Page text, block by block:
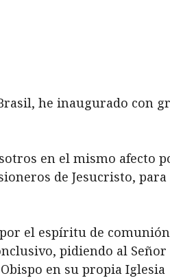
he inaugurado con
en el mismo afecto
de Jesucristo, para
el espíritu de
pidiendo al Señor
en su propia Iglesia